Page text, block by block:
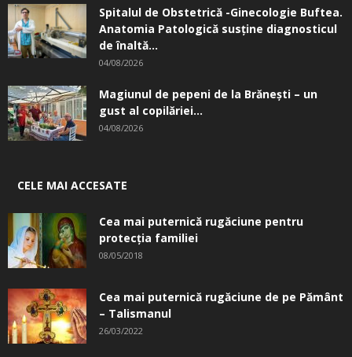
Spitalul de Obstetrică -Ginecologie Buftea.
Anatomia Patologică susţine diagnosticul
de înaltă...
04/08/2026
Magiunul de pepeni de la Brăneşti – un
gust al copilăriei...
04/08/2026
CELE MAI ACCESATE
Cea mai puternică rugăciune pentru
protecția familiei
08/05/2018
Cea mai puternică rugăciune de pe Pământ
– Talismanul
26/03/2022